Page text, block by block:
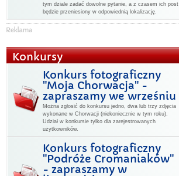
tym dziale zadać dowolne pytanie, a z czasem ich post
będzie przeniesiony w odpowiednią lokalizację.
Konkursy
Konkurs fotograficzny
"Moja Chorwacja" -
zapraszamy we wrześniu
Można zgłosić do konkursu jedno, dwa lub trzy zdjęcia
wykonane w Chorwacji (niekoniecznie w tym roku).
Udział w konkursie tylko dla zarejestrowanych
użytkowników.
Konkurs fotograficzny
"Podróże Cromaniaków"
- zapraszamy w